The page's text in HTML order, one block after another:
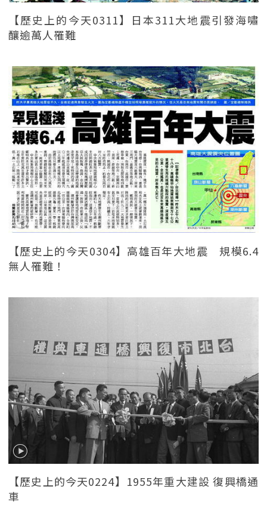
【歷史上的今天0311】日本311大地震引發海嘯
釀逾萬人罹難
【歷史上的今天0304】高雄百年大地震 規模6.4
無人罹難！
【歷史上的今天0224】1955年重大建設 復興橋通
車